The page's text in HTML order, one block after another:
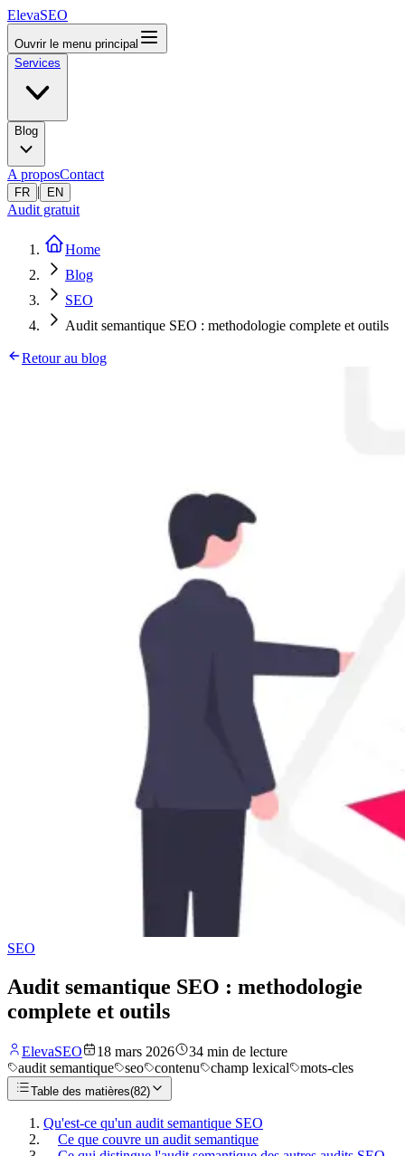
ElevaSEO
Ouvrir le menu principal
Services
Blog
A proposContact
FR | EN
Audit gratuit
Home
Blog
SEO
Audit semantique SEO : methodologie complete et outils
Retour au blog
SEO
Audit semantique SEO : methodologie
complete et outils
ElevaSEO 18 mars 2026 34 min de lecture
audit semantique
seo contenu champ lexical mots-cles
Table des matières(82)
Qu'est-ce qu'un audit semantique SEO
Ce que couvre un audit semantique